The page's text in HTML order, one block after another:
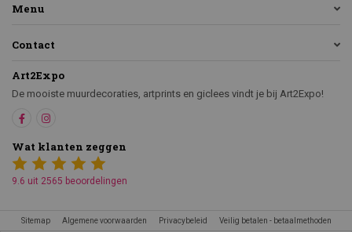
Menu
Contact
Art2Expo
De mooiste muurdecoraties, artprints en giclees vindt je bij Art2Expo!
Wat klanten zeggen
9.6 uit 2565 beoordelingen
Sitemap Algemene voorwaarden Privacybeleid Veilig betalen - betaalmethoden